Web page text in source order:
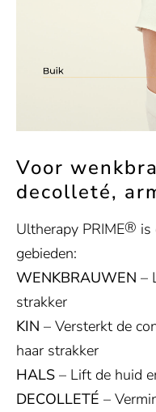
Voor
decolleté,
Ultherapy PRIME® is
gebieden:
WENKBRAUWEN –
strakker
KIN – Versterkt de
haar strakker
HALS – Lift de huid
DECOLLETÉ –